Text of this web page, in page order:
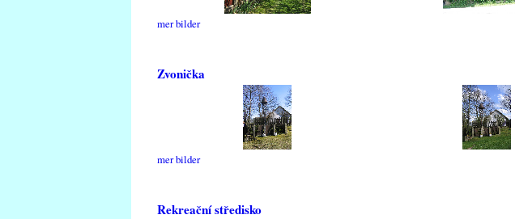
mer bilder
Zvonička
mer bilder
Rekreační středisko